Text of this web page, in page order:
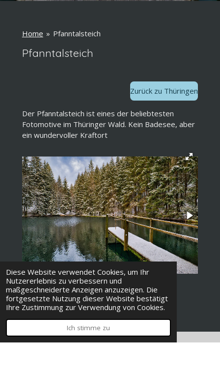
Diese Website verwendet Cookies, um Ihr
Nutzererlebnis zu verbessern und
maßgeschneiderte Anzeigen anzuzeigen. Die
fortgesetzte Nutzung dieser Website bestätigt
Ihre Zustimmung zur Verwendung von Cookies.
Ich stimme zu
Home » Pfanntalsteich
Pfanntalsteich
Zurück zu Thüringen
Der Pfanntalsteich ist eines der beliebtesten
Fotomotive im Thüringer Wald. Kein Badesee, aber
ein wundervoller Kraftort